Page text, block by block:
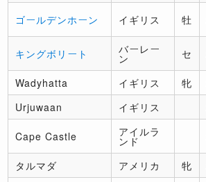
ゴールデンホーン イギリス 牡
キングボリート バーレー
ン セ
Wadyhatta イギリス 牝
Urjuwaan
イギリス
Cape Castle アイルラ
ンド
タルマダ アメリカ 牝